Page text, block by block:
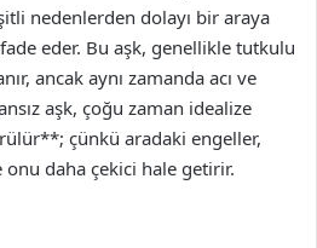
nedenlerden dolayı bir araya
eder. Bu aşk, genellikle tutkulu
ancak aynı zamanda acı ve
aşk, çoğu zaman idealize
çünkü aradaki engeller,
onu daha çekici hale getirir.